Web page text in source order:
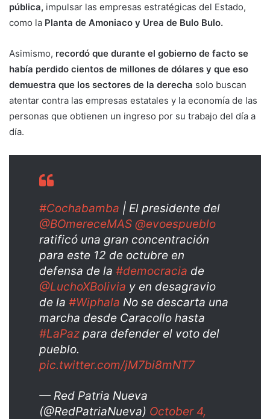
pública, impulsar las empresas estratégicas del Estado,
como la Planta de Amoniaco y Urea de Bulo Bulo.
Asimismo, recordó que durante el gobierno de facto se
había perdido cientos de millones de dólares y que eso
demuestra que los sectores de la derecha solo buscan
atentar contra las empresas estatales y la economía de las
personas que obtienen un ingreso por su trabajo del día a
día.
#Cochabamba | El presidente del
@BOmereceMAS @evoespueblo
ratificó una gran concentración
para este 12 de octubre en
defensa de la #democracia de
@LuchoXBolivia y en desagravio
de la #Wiphala No se descarta una
marcha desde Caracollo hasta
#LaPaz para defender el voto del
pueblo.
pic.twitter.com/jM7bi8mNT7
— Red Patria Nueva
(@RedPatriaNueva) October 4,